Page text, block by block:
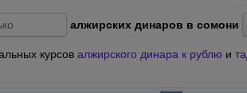
алжирских динаров в сомони
курсов алжирского динара к рублю и